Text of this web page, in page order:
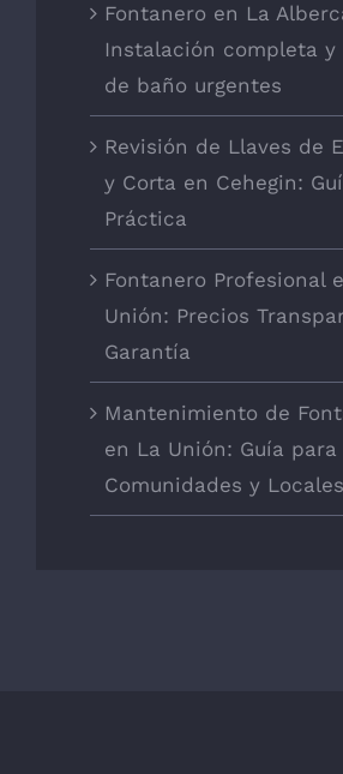
Fontanero en La
Instalación completa y
de baño urgentes
Revisión de Llaves de
y Corta en Cehegin:
Práctica
Fontanero Profesional
Unión: Precios
Garantía
Mantenimiento de
en La Unión: Guía para
Comunidades y Locales